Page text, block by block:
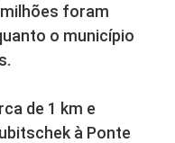
foram
o município
de 1 km e
à Ponte